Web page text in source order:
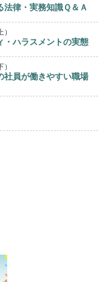
法律・実務知識Ｑ＆Ａ
・ハラスメントの実態
社員が働きやすい職場